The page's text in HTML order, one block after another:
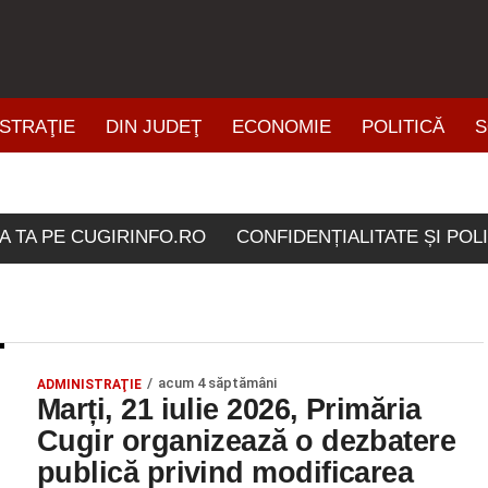
DIN JUDEŢ ECONOMIE POLITICĂ
TA PE CUGIRINFO.RO CONFIDENȚIALITATE ȘI
"ascociere RER
ADMINISTRAŢIE acum 4 săptămâni
Marți, 21 iulie 2026, Primăria
Cugir organizează o dezbatere
publică privind modificarea